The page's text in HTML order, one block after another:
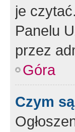
je
Panelu
przez
Góra
Czym